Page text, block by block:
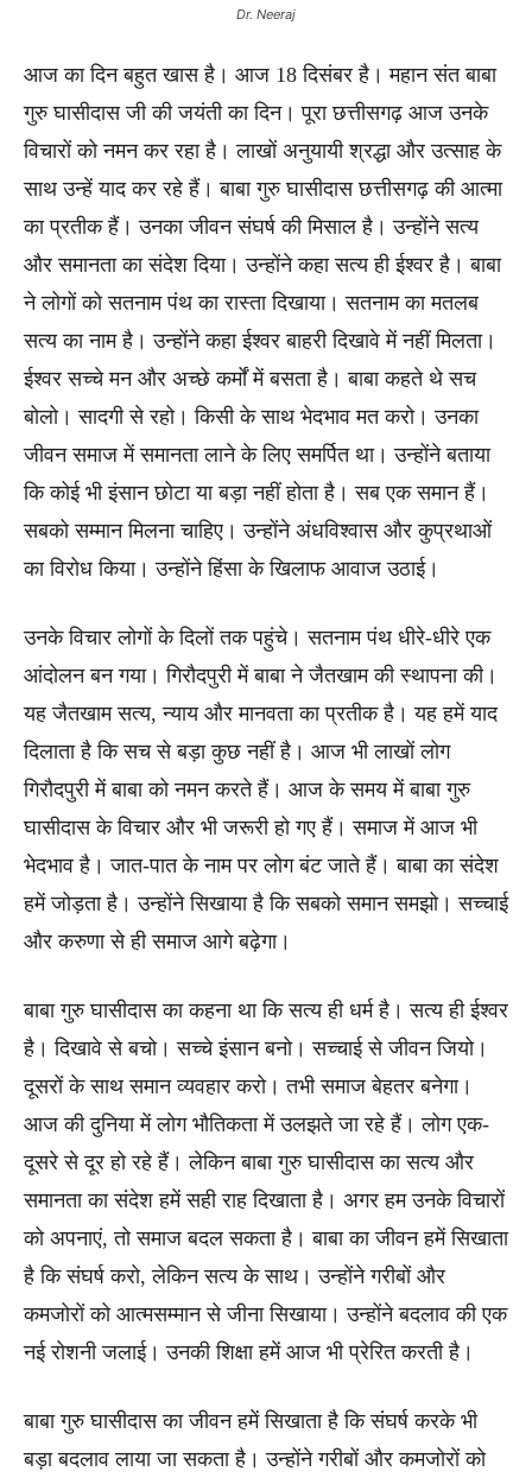
Dr. Neeraj
आज का दिन बहुत खास है। आज 18 दिसंबर है। महान संत बाबा
गुरु घासीदास जी की जयंती का दिन। पूरा छत्तीसगढ़ आज उनके
विचारों को नमन कर रहा है। लाखों अनुयायी श्रद्धा और उत्साह के
साथ उन्हें याद कर रहे हैं। बाबा गुरु घासीदास छत्तीसगढ़ की आत्मा
का प्रतीक हैं। उनका जीवन संघर्ष की मिसाल है। उन्होंने सत्य
और समानता का संदेश दिया। उन्होंने कहा सत्य ही ईश्वर है। बाबा
ने लोगों को सतनाम पंथ का रास्ता दिखाया। सतनाम का मतलब
सत्य का नाम है। उन्होंने कहा ईश्वर बाहरी दिखावे में नहीं मिलता।
ईश्वर सच्चे मन और अच्छे कर्मों में बसता है। बाबा कहते थे सच
बोलो। सादगी से रहो। किसी के साथ भेदभाव मत करो। उनका
जीवन समाज में समानता लाने के लिए समर्पित था। उन्होंने बताया
कि कोई भी इंसान छोटा या बड़ा नहीं होता है। सब एक समान हैं।
सबको सम्मान मिलना चाहिए। उन्होंने अंधविश्वास और कुप्रथाओं
का विरोध किया। उन्होंने हिंसा के खिलाफ आवाज उठाई।
उनके विचार लोगों के दिलों तक पहुंचे। सतनाम पंथ धीरे-धीरे एक
आंदोलन बन गया। गिरौदपुरी में बाबा ने जैतखाम की स्थापना की।
यह जैतखाम सत्य, न्याय और मानवता का प्रतीक है। यह हमें याद
दिलाता है कि सच से बड़ा कुछ नहीं है। आज भी लाखों लोग
गिरौदपुरी में बाबा को नमन करते हैं। आज के समय में बाबा गुरु
घासीदास के विचार और भी जरूरी हो गए हैं। समाज में आज भी
भेदभाव है। जात-पात के नाम पर लोग बंट जाते हैं। बाबा का संदेश
हमें जोड़ता है। उन्होंने सिखाया है कि सबको समान समझो। सच्चाई
और करुणा से ही समाज आगे बढ़ेगा।
बाबा गुरु घासीदास का कहना था कि सत्य ही धर्म है। सत्य ही ईश्वर
है। दिखावे से बचो। सच्चे इंसान बनो। सच्चाई से जीवन जियो।
दूसरों के साथ समान व्यवहार करो। तभी समाज बेहतर बनेगा।
आज की दुनिया में लोग भौतिकता में उलझते जा रहे हैं। लोग एक-
दूसरे से दूर हो रहे हैं। लेकिन बाबा गुरु घासीदास का सत्य और
समानता का संदेश हमें सही राह दिखाता है। अगर हम उनके विचारों
को अपनाएं, तो समाज बदल सकता है। बाबा का जीवन हमें सिखाता
है कि संघर्ष करो, लेकिन सत्य के साथ। उन्होंने गरीबों और
कमजोरों को आत्मसम्मान से जीना सिखाया। उन्होंने बदलाव की एक
नई रोशनी जलाई। उनकी शिक्षा हमें आज भी प्रेरित करती है।
बाबा गुरु घासीदास का जीवन हमें सिखाता है कि संघर्ष करके भी
बड़ा बदलाव लाया जा सकता है। उन्होंने गरीबों और कमजोरों को